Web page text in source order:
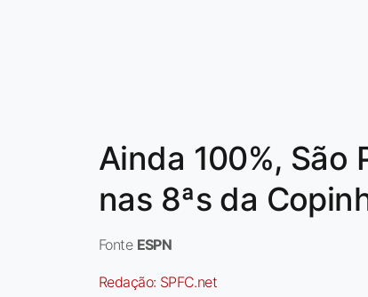
Ainda 100%, São
nas 8ªs da
Fonte ESPN
Redação: SPFC.net